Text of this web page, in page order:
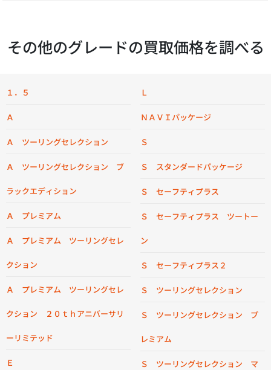
その他のグレードの買取価格を調べる
１．５
Ａ
Ａ ツーリングセレクション
Ａ ツーリングセレクション ブ
ラックエディション
Ａ プレミアム
Ａ プレミアム ツーリングセレ
クション
Ａ プレミアム ツーリングセレ
クション ２０ｔｈアニバーサリ
ーリミテッド
Ｅ
Ｌ
ＮＡＶＩパッケージ
Ｓ
Ｓ スタンダードパッケージ
Ｓ セーフティプラス
Ｓ セーフティプラス ツートー
ン
Ｓ セーフティプラス２
Ｓ ツーリングセレクション
Ｓ ツーリングセレクション プ
レミアム
Ｓ ツーリングセレクション マ